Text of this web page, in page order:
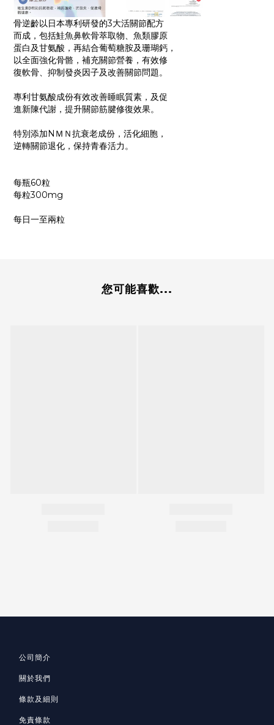
骨逆齡以日本專利研發的3大活關節配方
而成，包括鮭魚鼻軟骨萃取物、魚類膠原
蛋白及甘氨酸，再結合葡萄糖胺及珊瑚鈣，
以全面強化骨骼，補充關節營養，有效修
復軟骨、抑制發炎因子及改善關節問題。
專利甘氨酸成份有效改善睡眠質素，及促
進新陳代謝，提升關節筋腱修復效果。
特別添加NＭＮ抗衰老成份，活化細胞，
逆轉關節退化，保持青春活力。
每瓶60粒
每粒300mg
每日一至兩粒
您可能喜歡...
公司簡介
關於我們
條款及細則
免責條款